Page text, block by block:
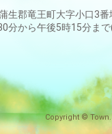
生郡竜王町大字小口3
分から午後5時15分ま
Copyright ©